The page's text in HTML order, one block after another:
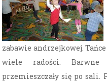
zabawie andrzejkowej.
wiele radości.
przemieszczały się po sali.